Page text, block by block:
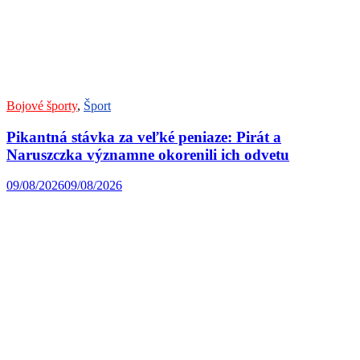
Bojové športy, Šport
Pikantná stávka za veľké peniaze: Pirát a
Naruszczka významne okorenili ich odvetu
09/08/202609/08/2026